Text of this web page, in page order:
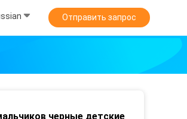
Отправить запрос
черные детские